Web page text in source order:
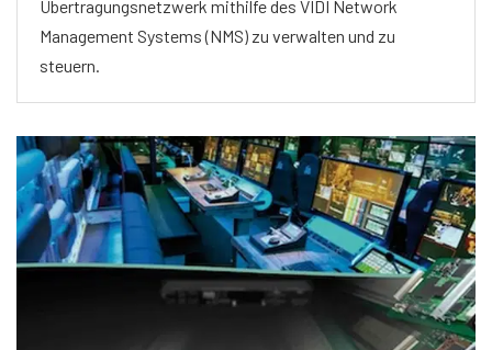
Übertragungsnetzwerk mithilfe des VIDI Network
Management Systems (NMS) zu verwalten und zu
steuern.